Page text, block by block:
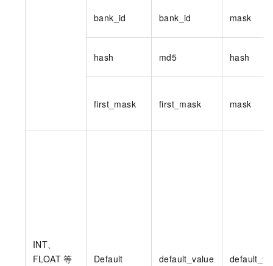
bank_id bank_id mask
hash md5 hash
first_mask first_mask mask
INT、
FLOAT 等
Default default_value